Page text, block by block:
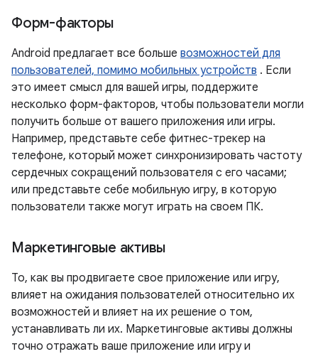
Форм-факторы
Android предлагает все больше возможностей для
пользователей, помимо мобильных устройств . Если
это имеет смысл для вашей игры, поддержите
несколько форм-факторов, чтобы пользователи могли
получить больше от вашего приложения или игры.
Например, представьте себе фитнес-трекер на
телефоне, который может синхронизировать частоту
сердечных сокращений пользователя с его часами;
или представьте себе мобильную игру, в которую
пользователи также могут играть на своем ПК.
Маркетинговые активы
То, как вы продвигаете свое приложение или игру,
влияет на ожидания пользователей относительно их
возможностей и влияет на их решение о том,
устанавливать ли их. Маркетинговые активы должны
точно отражать ваше приложение или игру и